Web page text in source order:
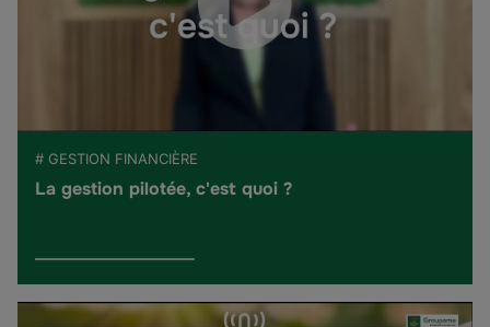
# GESTION FINANCIÈRE
La gestion pilotée, c'est quoi ?